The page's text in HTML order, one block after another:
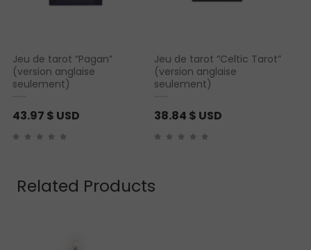
Jeu de tarot “Pagan”
(version anglaise
seulement)
43.97 $ USD
Jeu de tarot “Celtic Tarot”
(version anglaise
seulement)
38.84 $ USD
Related Products